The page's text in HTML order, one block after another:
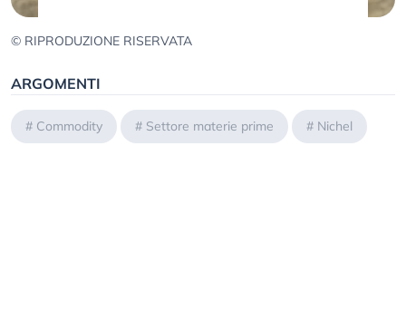
© RIPRODUZIONE RISERVATA
ARGOMENTI
# Commodity # Settore materie prime # Nichel